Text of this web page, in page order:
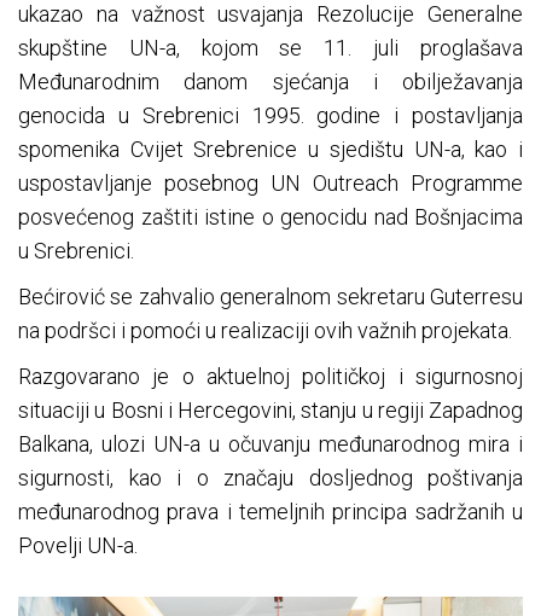
ukazao na važnost usvajanja Rezolucije Generalne
skupštine UN-a, kojom se 11. juli proglašava
Međunarodnim danom sjećanja i obilježavanja
genocida u Srebrenici 1995. godine i postavljanja
spomenika Cvijet Srebrenice u sjedištu UN-a, kao i
uspostavljanje posebnog UN Outreach Programme
posvećenog zaštiti istine o genocidu nad Bošnjacima
u Srebrenici.
Bećirović se zahvalio generalnom sekretaru Guterresu
na podršci i pomoći u realizaciji ovih važnih projekata.
Razgovarano je o aktuelnoj političkoj i sigurnosnoj
situaciji u Bosni i Hercegovini, stanju u regiji Zapadnog
Balkana, ulozi UN-a u očuvanju međunarodnog mira i
sigurnosti, kao i o značaju dosljednog poštivanja
međunarodnog prava i temeljnih principa sadržanih u
Povelji UN-a.